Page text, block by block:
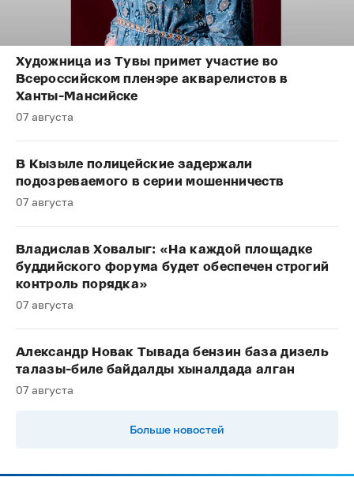
Художница из Тувы примет участие во
Всероссийском пленэре акварелистов в
Ханты-Мансийске
07 августа
В Кызыле полицейские задержали
подозреваемого в серии мошенничеств
07 августа
Владислав Ховалыг: «На каждой площадке
буддийского форума будет обеспечен строгий
контроль порядка»
07 августа
Александр Новак Тывада бензин база дизель
талазы-биле байдалды хыналдада алган
07 августа
Больше новостей